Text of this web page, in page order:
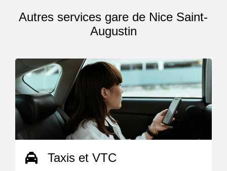
Autres services gare de Nice Saint-
Augustin
Taxis et VTC